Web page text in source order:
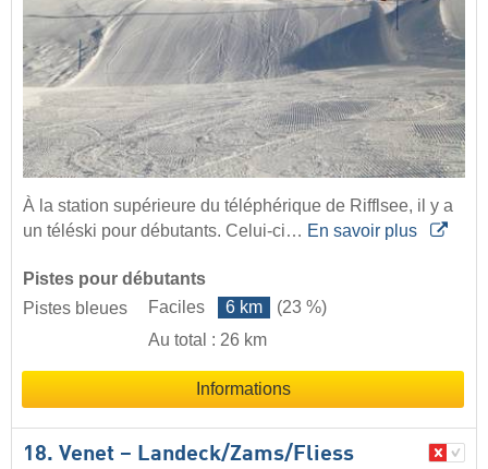
À la station supérieure du téléphérique de Rifflsee, il y a
un téléski pour débutants. Celui-ci… En savoir plus
Pistes pour débutants
Pistes bleues
Faciles 6 km
(23 %)
Au total : 26 km
Informations
18. Venet – Landeck/​Zams/​Fliess